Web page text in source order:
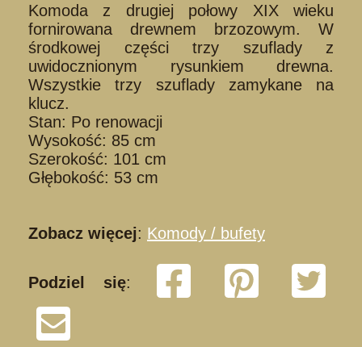
Komoda z drugiej połowy XIX wieku
fornirowana drewnem brzozowym. W
środkowej części trzy szuflady z
uwidocznionym rysunkiem drewna.
Wszystkie trzy szuflady zamykane na
klucz.
Stan: Po renowacji
Wysokość: 85 cm
Szerokość: 101 cm
Głębokość: 53 cm
Zobacz więcej: Komody / bufety
Podziel się: